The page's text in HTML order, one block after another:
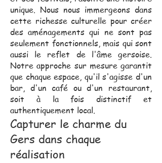
unique. Nous nous immergeons dans
cette richesse culturelle pour créer
des aménagements qui ne sont pas
seulement fonctionnels, mais qui sont
aussi le reflet de l'âme gersoise.
Notre approche sur mesure garantit
que chaque espace, qu'il s'agisse d'un
bar, d'un café ou d'un restaurant,
soit à la fois distinctif et
authentiquement local.
Capturer le charme du
Gers dans chaque
réalisation